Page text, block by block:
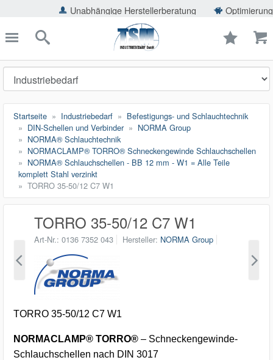
Unabhängige Herstellerberatung Optimierung der
schließen
Suche
Startseite Industriebedarf
Befestigungs- und Schlauchtechnik
DIN-Schellen und Verbinder
NORMA Group
NORMA® Schlauchtechnik
NORMACLAMP® TORRO® Schneckengewinde Schlauchschellen
NORMA® Schlauchschellen - BB 12 mm - W1 = Alle Teile
komplett Stahl verzinkt
TORRO 35-50/12 C7 W1
TORRO 35-50/12 C7 W1
Art-Nr. 0136 7352 043 Hersteller NORMA Group
TORRO 35-50/12 C7 W1
NORMACLAMP® TORRO® – Schneckengewinde-
Schlauchschellen nach DIN 3017